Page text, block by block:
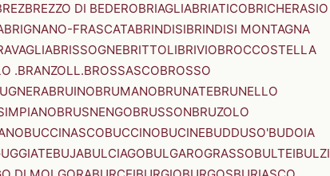
BREZZO DI BEDEROBRIAGLIABRIATICOBRICHERASIO
BRIGNANO-FRASCATABRINDISIBRINDISI MONTAGNA
BRISSOGNEBRITTOLIBRIVIOBROCCOSTELLA
.BRANZOLL.BROSSASCOBROSSO
BRUINOBRUMANOBRUNATEBRUNELLO
BRUSNENGOBRUSSONBRUZOLO
BUCCINASCOBUCCINOBUCINEBUDDUSO'BUDOIA
BUJABULCIAGOBULGAROGRASSOBULTEIBULZI